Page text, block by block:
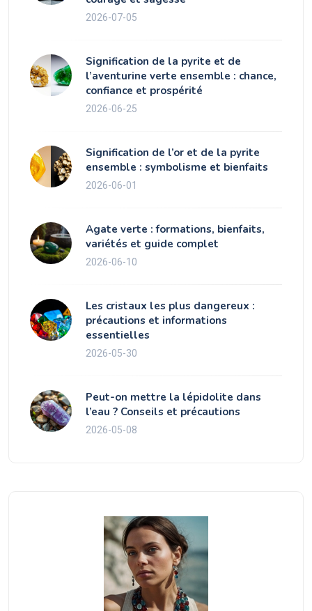
2026-07-05
Signification de la pyrite et de
l’aventurine verte ensemble : chance,
confiance et prospérité
2026-06-25
Signification de l’or et de la pyrite
ensemble : symbolisme et bienfaits
2026-06-01
Agate verte : formations, bienfaits,
variétés et guide complet
2026-06-10
Les cristaux les plus dangereux :
précautions et informations
essentielles
2026-05-30
Peut-on mettre la lépidolite dans
l’eau ? Conseils et précautions
2026-05-08